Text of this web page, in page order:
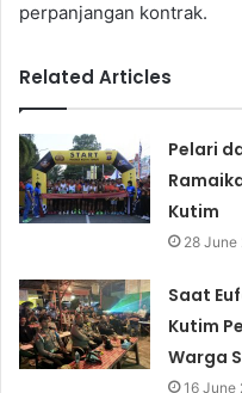
perpanjangan kontrak.
Related Articles
Pelari
Kutim
28 June
Saat
Kutim
Warga
16 June